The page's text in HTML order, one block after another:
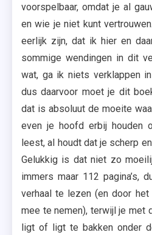
voorspelbaar, omdat je al
en wie je niet kunt
eerlijk zijn, dat ik hier en
sommige wendingen in dit
wat, ga ik niets verklappen
dus daarvoor moet je dit
dat is absoluut de moeite
even je hoofd erbij houden
leest, al houdt dat je scherp
Gelukkig is dat niet zo
immers maar 112 pagina’s,
verhaal te lezen (en door
mee te nemen), terwijl je met
ligt of ligt te bakken onder